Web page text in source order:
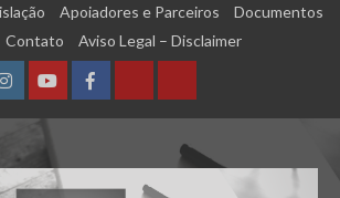
Apoiadores e Parceiros
Documentos
Contato Aviso Legal – Disclaimer
InstagramYouTubeFacebookCalculadora
Qualidade
Calculadora
Tempo